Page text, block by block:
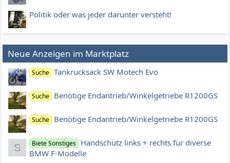
Politik oder was jeder darunter versteht!
Neue Anzeigen im Marktplatz
Suche Tankrucksack SW Motech Evo
Suche Benötige Endantrieb/Winkelgetriebe R1200GS
Suche Benötige Endantrieb/Winkelgetriebe R1200GS
S Biete Sonstiges Handschutz links + rechts für diverse
BMW F-Modelle